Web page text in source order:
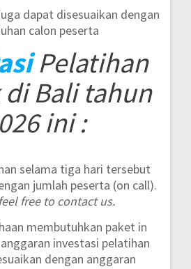
dapat disesuaikan dengan
calon peserta
Pelatihan
Bali tahun
ini :
selama tiga hari tersebut
jumlah peserta (on call).
free to contact us.
membutuhkan paket in
investasi pelatihan
dengan anggaran